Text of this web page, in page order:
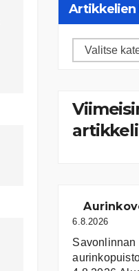
Artikkelien
Artikkelien
6.8.2026
Savonlinnan